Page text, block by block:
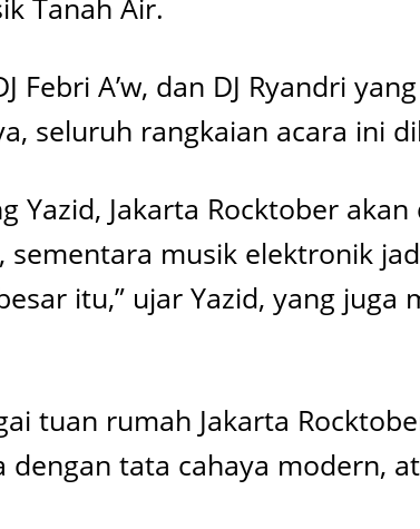
Tanah Air.
Febri A’w, dan DJ Ryandri
seluruh rangkaian acara ini
Jakarta Rocktober
sementara musik elektronik
itu,” ujar Yazid, yang
tuan rumah Jakarta
tata cahaya modern,